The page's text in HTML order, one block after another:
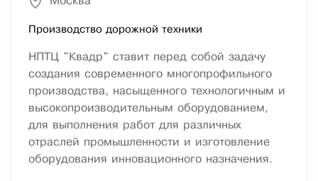
Производство дорожной техники
НПТЦ "Квадр" ставит перед собой задачу
создания современного многопрофильного
производства, насыщенного технологичным и
высокопроизводительным оборудованием,
для выполнения работ для различных
отраслей промышленности и изготовление
оборудования инновационного назначения.